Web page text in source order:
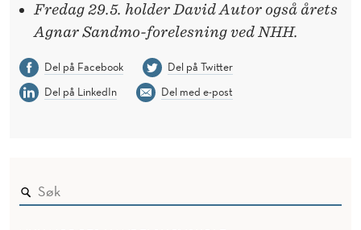
Fredag 29.5. holder David Autor også årets
Agnar Sandmo-forelesning ved NHH.
Del på Facebook
Del på Twitter
Del på LinkedIn
Del med e-post